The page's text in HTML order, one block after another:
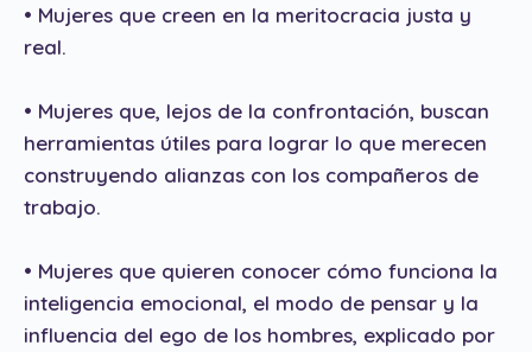
• Mujeres que creen en la meritocracia justa y
real.
• Mujeres que, lejos de la confrontación, buscan
herramientas útiles para lograr lo que merecen
construyendo alianzas con los compañeros de
trabajo.
• Mujeres que quieren conocer cómo funciona la
inteligencia emocional, el modo de pensar y la
influencia del ego de los hombres, explicado por